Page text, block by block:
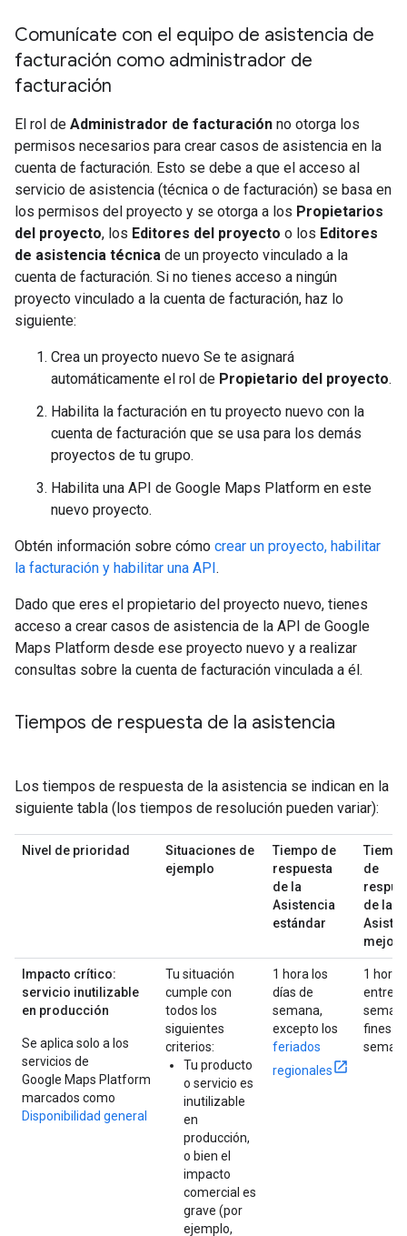
Comunícate con el equipo de asistencia de
facturación como administrador de
facturación
El rol de Administrador de facturación no otorga los
permisos necesarios para crear casos de asistencia en la
cuenta de facturación. Esto se debe a que el acceso al
servicio de asistencia (técnica o de facturación) se basa en
los permisos del proyecto y se otorga a los Propietarios
del proyecto, los Editores del proyecto o los Editores
de asistencia técnica de un proyecto vinculado a la
cuenta de facturación. Si no tienes acceso a ningún
proyecto vinculado a la cuenta de facturación, haz lo
siguiente:
Crea un proyecto nuevo Se te asignará
automáticamente el rol de Propietario del proyecto.
Habilita la facturación en tu proyecto nuevo con la
cuenta de facturación que se usa para los demás
proyectos de tu grupo.
Habilita una API de Google Maps Platform en este
nuevo proyecto.
Obtén información sobre cómo crear un proyecto, habilitar
la facturación y habilitar una API.
Dado que eres el propietario del proyecto nuevo, tienes
acceso a crear casos de asistencia de la API de Google
Maps Platform desde ese proyecto nuevo y a realizar
consultas sobre la cuenta de facturación vinculada a él.
Tiempos de respuesta de la asistencia
Los tiempos de respuesta de la asistencia se indican en la
siguiente tabla (los tiempos de resolución pueden variar):
Nivel de prioridad
Situaciones de
ejemplo
Tiempo de
respuesta
de la
Asistencia
estándar
de
de la
Impacto crítico:
servicio inutilizable
en producción
Se aplica solo a los
servicios de
Google Maps Platform
marcados como
Disponibilidad general
Tu situación
cumple con
todos los
siguientes
criterios:
Tu producto
o servicio es
inutilizable
en
producción,
o bien el
impacto
comercial es
grave (por
ejemplo,
1 hora los
días de
semana,
excepto los
feriados
regionales
1 hora
entre
fines